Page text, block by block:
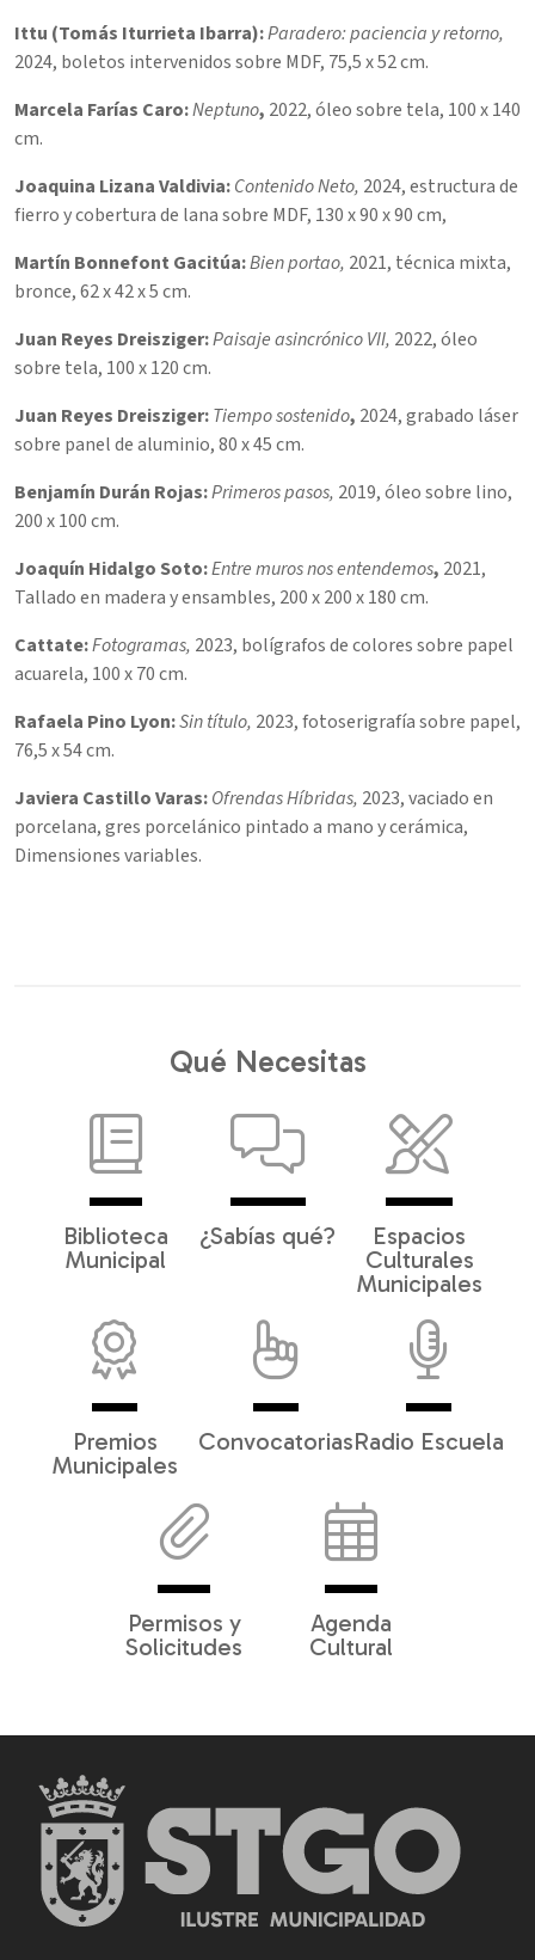
Ittu (Tomás Iturrieta Ibarra):Paradero: paciencia y retorno,
2024, boletos intervenidos sobre MDF, 75,5 x 52 cm.
Marcela Farías Caro:Neptuno, 2022, óleo sobre tela, 100 x 140
cm.
Joaquina Lizana Valdivia:Contenido Neto, 2024, estructura de
fierro y cobertura de lana sobre MDF, 130 x 90 x 90 cm,
Martín Bonnefont Gacitúa:Bien portao, 2021, técnica mixta,
bronce,62 x 42 x 5 cm.
Juan Reyes Dreisziger:Paisaje asincrónico VII, 2022, óleo
sobre tela, 100 x 120 cm.
Juan Reyes Dreisziger:Tiempo sostenido, 2024, grabado láser
sobre panel de aluminio,80 x 45 cm.
Benjamín Durán Rojas:Primeros pasos, 2019, óleo sobre lino,
200 x 100 cm.
Joaquín Hidalgo Soto:Entre muros nos entendemos, 2021,
Tallado en madera y ensambles, 200 x 200 x 180 cm.
Cattate:Fotogramas, 2023, bolígrafos de colores sobre papel
acuarela, 100 x 70 cm.
Rafaela Pino Lyon:Sin título, 2023, fotoserigrafía sobre papel,
76,5 x 54 cm.
Javiera Castillo Varas:Ofrendas Híbridas, 2023, vaciado en
porcelana, gres porcelánico pintado a mano y cerámica,
Dimensiones variables.
Qué Necesitas
Biblioteca
Municipal
¿Sabías qué?
Espacios
Culturales
Municipales
Premios
Municipales
ConvocatoriasRadio Escuela
Permisos y
Solicitudes
Agenda
Cultural